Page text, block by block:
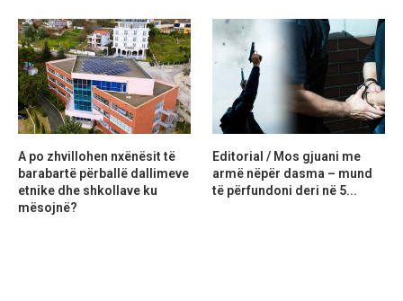
A po zhvillohen nxënësit të
barabartë përballë dallimeve
etnike dhe shkollave ku
mësojnë?
Editorial / Mos gjuani me
armë nëpër dasma – mund
të përfundoni deri në 5...